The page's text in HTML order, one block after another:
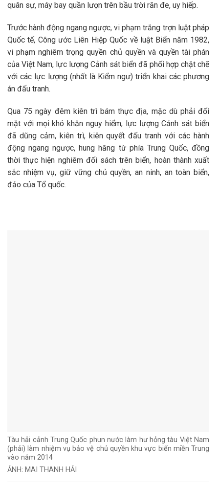
quân sự, máy bay quần lượn trên bầu trời răn đe, uy hiếp.
Trước hành động ngang ngược, vi phạm trắng trợn luật pháp
Quốc tế, Công ước Liên Hiệp Quốc về luật Biển năm 1982,
vi phạm nghiêm trọng quyền chủ quyền và quyền tài phán
của Việt Nam, lực lượng Cảnh sát biển đã phối hợp chặt chẽ
với các lực lượng (nhất là Kiểm ngư) triển khai các phương
án đấu tranh.
Qua 75 ngày đêm kiên trì bám thực địa, mặc dù phải đối
mặt với mọi khó khăn nguy hiểm, lực lượng Cảnh sát biển
đã dũng cảm, kiên trì, kiên quyết đấu tranh với các hành
động ngang ngược, hung hăng từ phía Trung Quốc, đồng
thời thực hiện nghiêm đối sách trên biển, hoàn thành xuất
sắc nhiệm vụ, giữ vững chủ quyền, an ninh, an toàn biển,
đảo của Tổ quốc.
Tàu hải cảnh Trung Quốc phun nước làm hư hỏng tàu Việt Nam
(phải) làm nhiệm vụ bảo vệ chủ quyền khu vực biển miền Trung
vào năm 2014
ẢNH: MAI THANH HẢI